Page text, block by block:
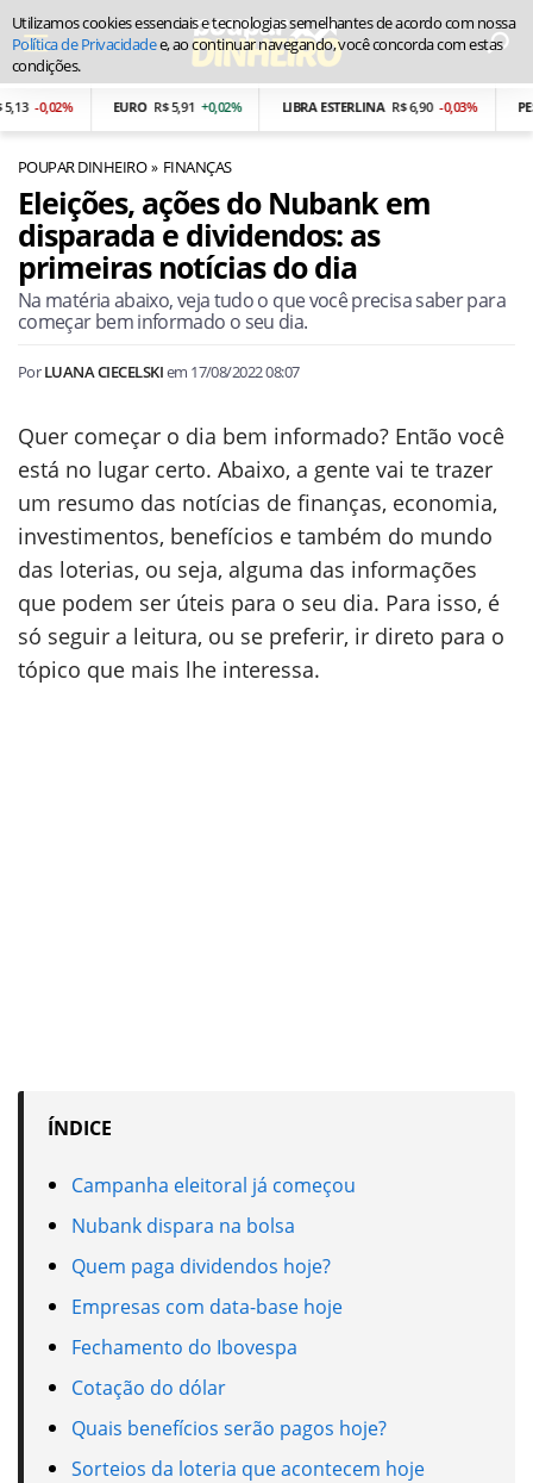
-0,02% R$ 5,91 +0,02% LIBRA ESTERLINA R$ 6,90 -0,03% PESO
POUPAR DINHEIRO FINANÇAS
Eleições, ações do Nubank em
disparada e dividendos: as
primeiras notícias do dia
Na matéria abaixo, veja tudo o que você precisa saber para
começar bem informado o seu dia.
PorLUANA CIECELSKIem 17/08/2022 08:07
Quer começar o dia bem informado? Então você
está no lugar certo. Abaixo, a gente vai te trazer
um resumo das notícias de finanças, economia,
investimentos, benefícios e também do mundo
das loterias, ou seja, alguma das informações
que podem ser úteis para o seu dia. Para isso, é
só seguir a leitura, ou se preferir, ir direto para o
tópico que mais lhe interessa.
ÍNDICE
Campanha eleitoral já começou
Nubank dispara na bolsa
Quem paga dividendos hoje?
Empresas com data-base hoje
Fechamento do Ibovespa
Cotação do dólar
Quais benefícios serão pagos hoje?
Sorteios da loteria que acontecem hoje
Utilizamos cookies essenciais e tecnologias semelhantes de acordo com nossa
Política de Privacidadee, ao continuar navegando, você concorda com estas
condições.